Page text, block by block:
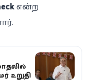
என்ற
உறுதி